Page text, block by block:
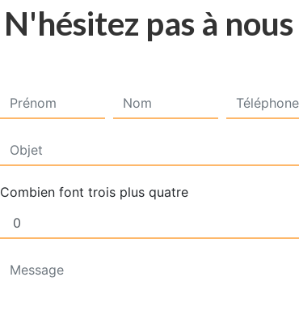
N'hésitez pas à
Combien font trois plus quatre